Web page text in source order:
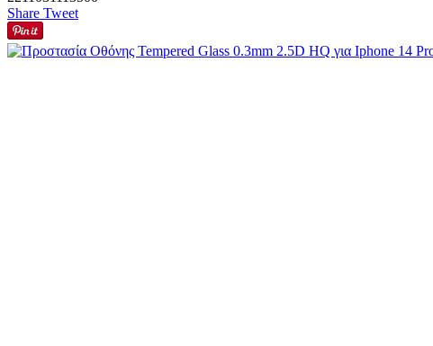
Share Tweet